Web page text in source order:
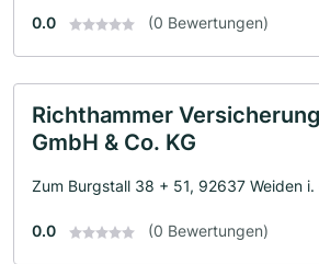
0.0 (0 Bewertungen)
Richthammer
GmbH & Co. KG
Zum Burgstall 38 + 51, 92637 Weiden
0.0 (0 Bewertungen)